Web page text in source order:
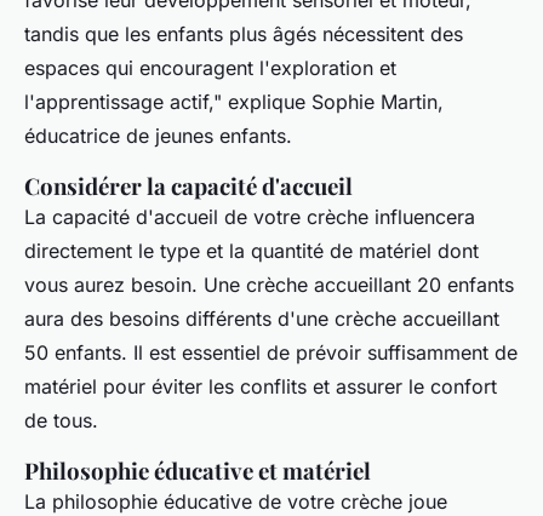
tandis que les enfants plus âgés nécessitent des
espaces qui encouragent l'exploration et
l'apprentissage actif," explique Sophie Martin,
éducatrice de jeunes enfants.
Considérer la capacité d'accueil
La capacité d'accueil de votre crèche influencera
directement le type et la quantité de matériel dont
vous aurez besoin. Une crèche accueillant 20 enfants
aura des besoins différents d'une crèche accueillant
50 enfants. Il est essentiel de prévoir suffisamment de
matériel pour éviter les conflits et assurer le confort
de tous.
Philosophie éducative et matériel
La philosophie éducative de votre crèche joue